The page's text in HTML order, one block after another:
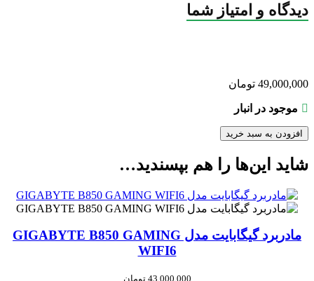
دیدگاه و امتیاز شما
49,000,000 تومان
موجود در انبار
افزودن به سبد خرید
شاید این‌ها را هم بپسندید…
مادربرد گیگابایت مدل GIGABYTE B850 GAMING
WIFI6
43,000,000 تومان